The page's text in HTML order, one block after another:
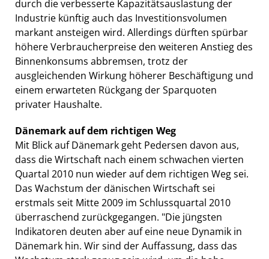
durch die verbesserte Kapazitätsauslastung der
Industrie künftig auch das Investitionsvolumen
markant ansteigen wird. Allerdings dürften spürbar
höhere Verbraucherpreise den weiteren Anstieg des
Binnenkonsums abbremsen, trotz der
ausgleichenden Wirkung höherer Beschäftigung und
einem erwarteten Rückgang der Sparquoten
privater Haushalte.
Dänemark auf dem richtigen Weg
Mit Blick auf Dänemark geht Pedersen davon aus,
dass die Wirtschaft nach einem schwachen vierten
Quartal 2010 nun wieder auf dem richtigen Weg sei.
Das Wachstum der dänischen Wirtschaft sei
erstmals seit Mitte 2009 im Schlussquartal 2010
überraschend zurückgegangen. "Die jüngsten
Indikatoren deuten aber auf eine neue Dynamik in
Dänemark hin. Wir sind der Auffassung, dass das